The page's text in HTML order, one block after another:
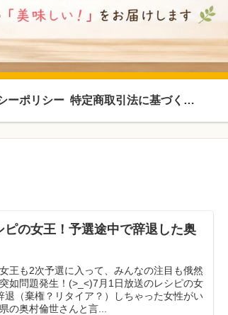
ーポリシー 特定商取引法に基づく表記
ピの女王！予選途中で辞退した奥
王も2次予選に入って、みんなの注目も俄然
如問題発生！(>_<)7月1日放送のレシピの女
退（棄権？リタイア？）しちゃった女性がい
の奥村倫世さんと言...